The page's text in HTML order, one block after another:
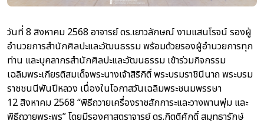
วันที่ 8 สิงหาคม 2568 อาจารย์ ดร.เยาวลักษณ์ งามแสนโรจน์ รองผู้
อำนวยการสำนักศิลปะและวัฒนธรรม พร้อมด้วยรองผู้อำนวยการทุก
ท่าน และบุคลากรสำนักศิลปะและวัฒนธรรม เข้าร่วมกิจกรรม
เฉลิมพระเกียรติสมเด็จพระนางเจ้าสิริกิติ์ พระบรมราชินีนาถ พระบรม
ราชชนนีพันปีหลวง เนื่องในโอกาสวันเฉลิมพระชนมพรรษา
12 สิงหาคม 2568 “พิธีถวายเครื่องราชสักการะและวางพานพุ่ม และ
พิธีถวายพระพร” โดยมีรองศาสตราจารย์ ดร.กิตติศักดิ์ สมุทธารักษ์